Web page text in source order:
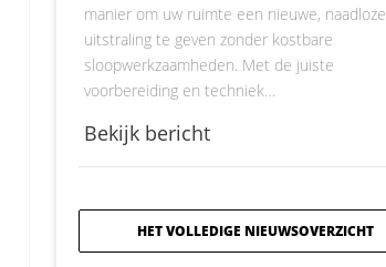
manier om uw ruimte een nieuwe, naadloze
uitstraling te geven zonder kostbare
sloopwerkzaamheden. Met de juiste
voorbereiding en techniek…
Bekijk bericht
HET VOLLEDIGE NIEUWSOVERZICHT